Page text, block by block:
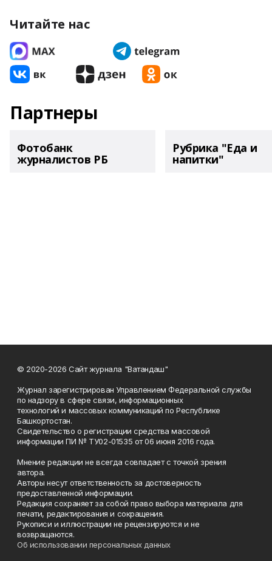
Читайте нас
Партнеры
Фотобанк
журналистов РБ
Рубрика "Еда и
напитки"
© 2020-2026 Сайт журнала "Ватандаш"
Журнал зарегистрирован Управлением Федеральной службы
по надзору в сфере связи, информационных
технологий и массовых коммуникаций по Республике
Башкортостан.
Свидетельство о регистрации средства массовой
информации ПИ № ТУ02-01535 от 06 июня 2016 года.
Мнение редакции не всегда совпадает с точкой зрения
автора.
Авторы несут ответственность за достоверность
предоставленной информации.
Редакция сохраняет за собой право выбора материала для
печати, редактирования и сокращения.
Рукописи и иллюстрации не рецензируются и не
возвращаются.
Об использовании персональных данных